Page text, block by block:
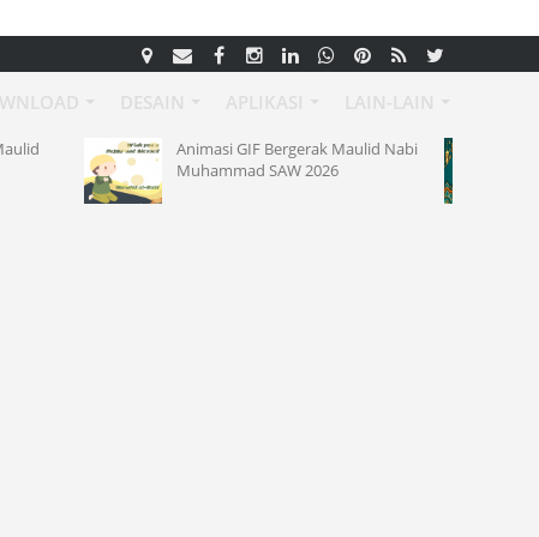
Animasi GIF Bergerak Maulid Nabi
Muhammad SAW 2026
7 Template Banner
2026 ke 1448 H PSD